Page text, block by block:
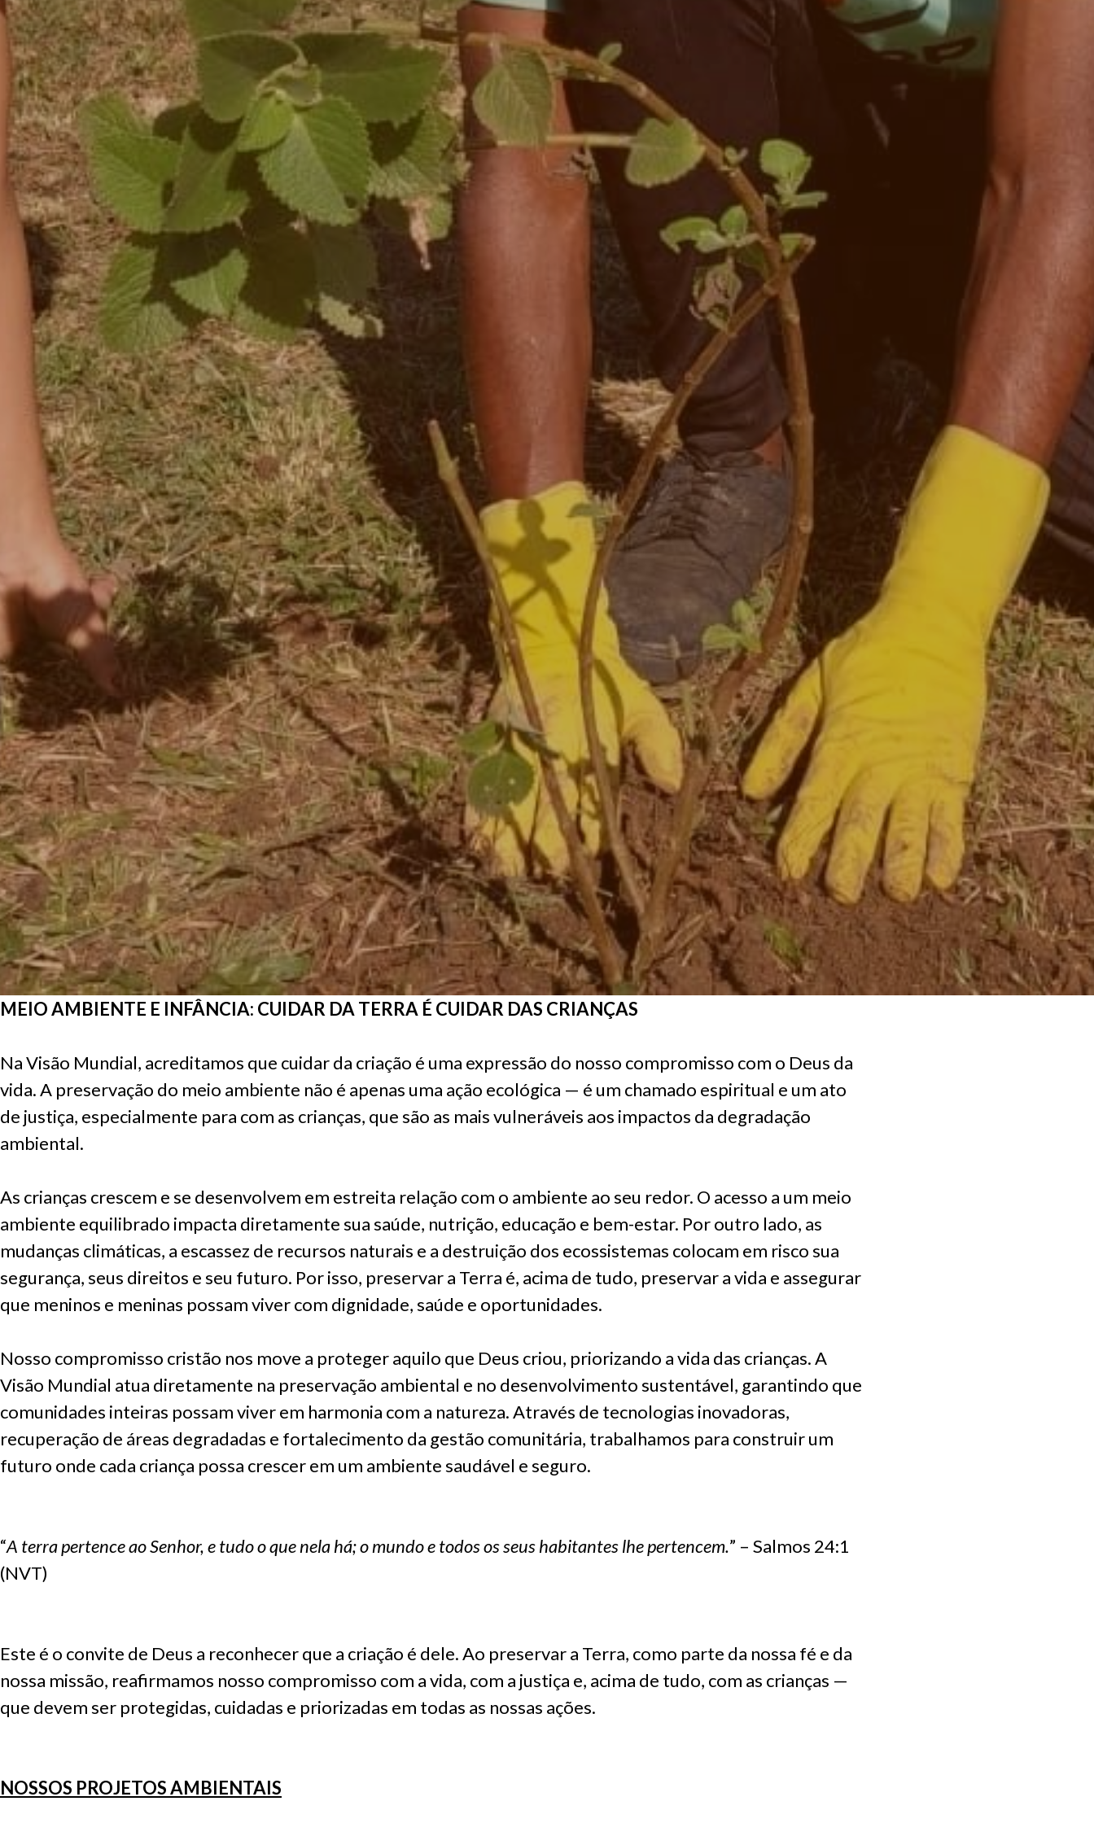
MEIO AMBIENTE E INFÂNCIA: CUIDAR DA TERRA É CUIDAR DAS CRIANÇAS
Na Visão Mundial, acreditamos que cuidar da criação é uma expressão do nosso compromisso com o Deus da
vida. A preservação do meio ambiente não é apenas uma ação ecológica — é um chamado espiritual e um ato
de justiça, especialmente para com as crianças, que são as mais vulneráveis aos impactos da degradação
ambiental.
As crianças crescem e se desenvolvem em estreita relação com o ambiente ao seu redor. O acesso a um meio
ambiente equilibrado impacta diretamente sua saúde, nutrição, educação e bem-estar. Por outro lado, as
mudanças climáticas, a escassez de recursos naturais e a destruição dos ecossistemas colocam em risco sua
segurança, seus direitos e seu futuro. Por isso, preservar a Terra é, acima de tudo, preservar a vida e assegurar
que meninos e meninas possam viver com dignidade, saúde e oportunidades.
Nosso compromisso cristão nos move a proteger aquilo que Deus criou, priorizando a vida das crianças. A
Visão Mundial atua diretamente na preservação ambiental e no desenvolvimento sustentável, garantindo que
comunidades inteiras possam viver em harmonia com a natureza. Através de tecnologias inovadoras,
recuperação de áreas degradadas e fortalecimento da gestão comunitária, trabalhamos para construir um
futuro onde cada criança possa crescer em um ambiente saudável e seguro.
“A terra pertence ao Senhor, e tudo o que nela há; o mundo e todos os seus habitantes lhe pertencem.” – Salmos 24:1
(NVT)
Este é o convite de Deus a reconhecer que a criação é dele. Ao preservar a Terra, como parte da nossa fé e da
nossa missão, reafirmamos nosso compromisso com a vida, com a justiça e, acima de tudo, com as crianças —
que devem ser protegidas, cuidadas e priorizadas em todas as nossas ações.
NOSSOS PROJETOS AMBIENTAIS